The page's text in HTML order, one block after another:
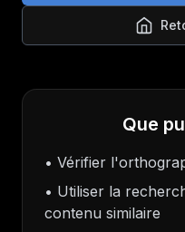
Que
• Vérifier
• Utiliser la
contenu similaire